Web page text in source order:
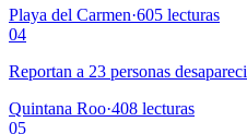
Playa del Carmen·605 lecturas
04
Reportan a 23 personas
Quintana Roo·408 lecturas
05